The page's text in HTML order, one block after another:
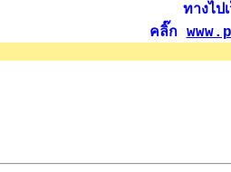
ทางไป
คลิ๊ก